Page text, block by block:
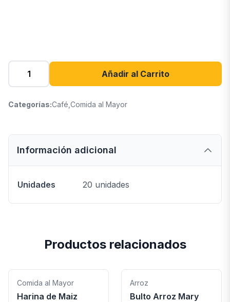
Añadir al Carrito
Categorías:Café Comida al Mayor
Información adicional
Unidades 20 unidades
Productos relacionados
Comida al Mayor
Harina de Maiz
Arroz
Bulto Arroz Mary